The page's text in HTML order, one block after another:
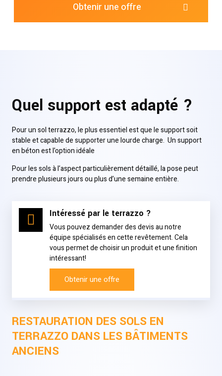
Obtenir une offre
Quel support est adapté ?
Pour un sol terrazzo, le plus essentiel est que le support soit
stable et capable de supporter une lourde charge. Un support
en béton est l’option idéale
Pour les sols à l’aspect particulièrement détaillé, la pose peut
prendre plusieurs jours ou plus d’une semaine entière.
Intéressé par le terrazzo ?
Vous pouvez demander des devis au notre
équipe spécialisés en cette revêtement. Cela
vous permet de choisir un produit et une finition
intéressant!
Obtenir une offre
RESTAURATION DES SOLS EN
TERRAZZO DANS LES BÂTIMENTS
ANCIENS